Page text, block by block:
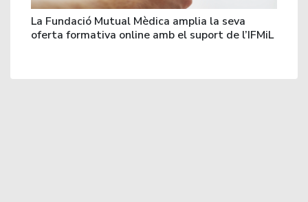
La Fundació Mutual Mèdica amplia la seva
oferta formativa online amb el suport de l’IFMiL